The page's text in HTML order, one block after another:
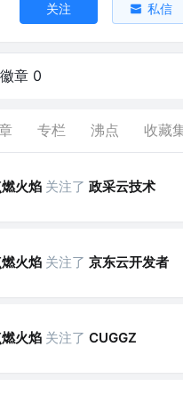
关注 私信
章 0
专栏 沸点 收藏
燃火焰 关注了 政采云技术
燃火焰 关注了 京东云开发者
燃火焰 关注了 CUGGZ